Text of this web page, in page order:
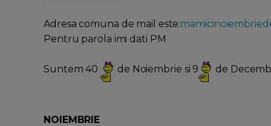
Adresa comuna de mail este:
Pentru parola imi dati PM
Suntem 40 de Noiembrie si 9 de
NOIEMBRIE